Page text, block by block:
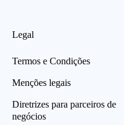
Legal
Termos e Condições
Menções legais
Diretrizes para parceiros de
negócios